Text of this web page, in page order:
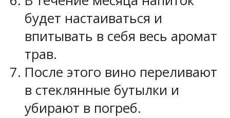
будет настаиваться и
впитывать в себя весь аромат
трав.
После этого вино переливают
в стеклянные бутылки и
убирают в погреб.